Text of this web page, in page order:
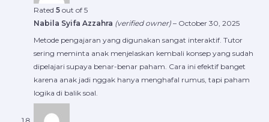
Rated 5 out of 5
Nabila Syifa Azzahra (verified owner) – October 30, 2025
Metode pengajaran yang digunakan sangat interaktif. Tutor
sering meminta anak menjelaskan kembali konsep yang sudah
dipelajari supaya benar-benar paham. Cara ini efektif banget
karena anak jadi nggak hanya menghafal rumus, tapi paham
logika di balik soal.